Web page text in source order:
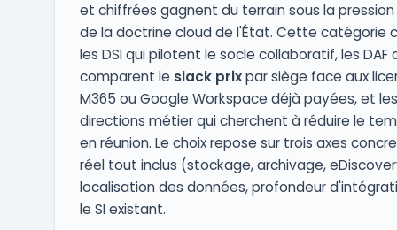
et chiffrées gagnent du terrain sous la pression
de la doctrine cloud de l'État. Cette catégorie
les DSI qui pilotent le socle collaboratif, les DAF
comparent le slack prixpar siège face aux
M365 ou Google Workspace déjà payées, et les
directions métier qui cherchent à réduire le
en réunion. Le choix repose sur trois axes
réel tout inclus (stockage, archivage,
localisation des données, profondeur
le SI existant.